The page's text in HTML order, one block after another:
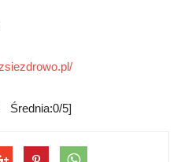
Średnia:0/5]